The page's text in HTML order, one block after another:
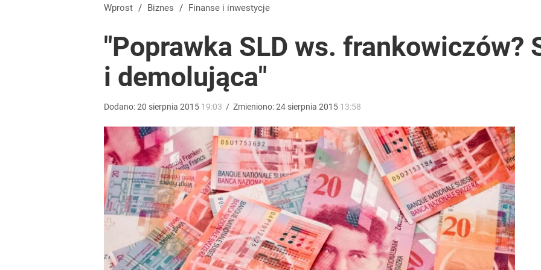
Dobra passa złotego trwa. Kursy walut 6 sierpnia 2026 r.
Farmacja: wzrost pod presją. co czeka branżę do 2030 roku?
Nawrocki ma szansę na drugą kadencję? Tak ocenili go Polacy. Sondaż dla „Wprost”
Wprost / Biznes / Finanse i inwestycje
"Poprawka SLD ws. frankowiczów?
i demolująca"
Dodano:20 sierpnia 2015 19:03 / Zmieniono:24 sierpnia 2015 13:58